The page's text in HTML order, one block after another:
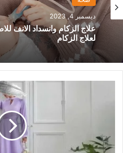
صحة
ديسمبر 4, 2023
لعلاج الزكام
مطبخ
ديسمبر 27, 2023
كنافة نابلسية بالمنزل؛ وأشهر 8 طرق لعملها
خيالية
مع